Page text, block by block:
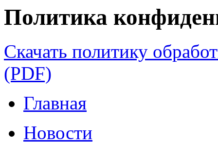
Политика
Скачать политику
(PDF)
Главная
Новости